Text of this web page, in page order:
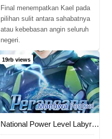
Final menempatkan Kael pada
pilihan sulit antara sahabatnya
atau kebebasan angin seluruh
negeri.
19rb views
ManhwaFantasi
National Power Level Labyrinth Designer